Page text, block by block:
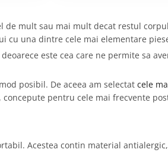
de mult sau mai mult decat restul
cu una dintre cele mai elementare
este cea care ne permite sa
posibil. De aceea am selectat cele
pentru cele mai frecvente
Acestea contin material